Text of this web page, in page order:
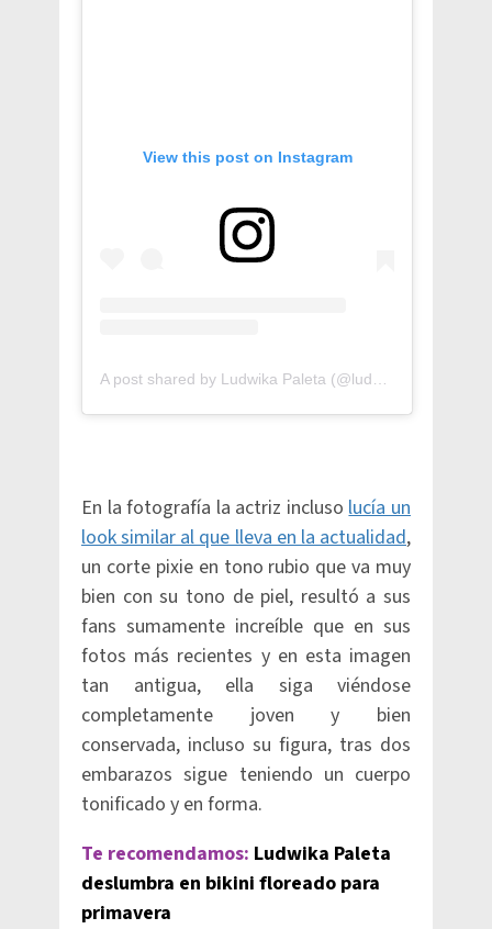
View this post on Instagram
En la fotografía la actriz incluso lucía un
look similar al que lleva en la actualidad,
un corte pixie en tono rubio que va muy
bien con su tono de piel, resultó a sus
fans sumamente increíble que en sus
fotos más recientes y en esta imagen
tan antigua, ella siga viéndose
completamente joven y bien
conservada, incluso su figura, tras dos
embarazos sigue teniendo un cuerpo
tonificado y en forma.
Te recomendamos: Ludwika Paleta
deslumbra en bikini floreado para
primavera